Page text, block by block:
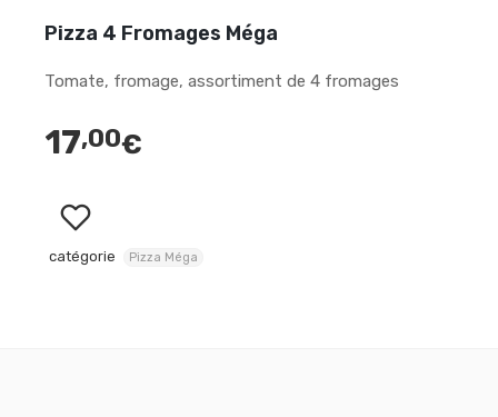
Pizza 4 Fromages Méga
Tomate, fromage, assortiment de 4 fromages
17,00€
catégorie Pizza Méga